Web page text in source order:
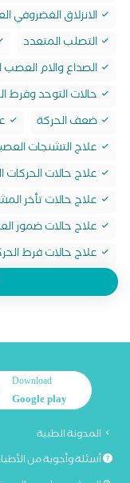
الانزلاق الغضروفي
التصلب المتعدد
الصداع والام
حالات التوحد وفرط
ضعف الحركة
علاج التشنجات
علاج حالات الحركات
علاج حالات تأخر
علاج حالات ضمور
علاج حالات فرط
Download
Google play
المدونة الطبية
أسئلة وأجوبة من